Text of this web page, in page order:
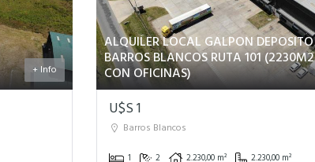
+ Info
ALQUILER LOCAL GALPON DEPOSITO
BARROS BLANCOS RUTA 101 (2230M2
CON OFICINAS)
U$S 1
Barros Blancos
1 2 2.230,00 m² 2.230,00 m²